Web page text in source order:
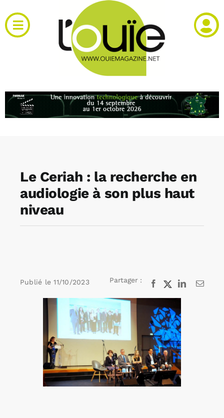
au
contenu
Toggle
Navigation
RH et emploi
Agenda
Annonces emploi
Le Ceriah : la recherche en
audiologie à son plus haut
niveau
Publié le 11/10/2023 Partager : Facebook
X LinkedInEmail
agrandie